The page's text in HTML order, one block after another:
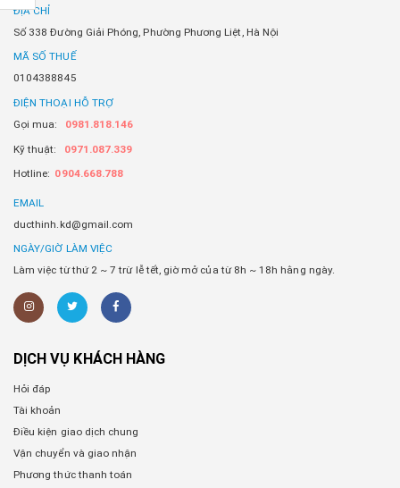
ĐỊA CHỈ
Số 338 Đường Giải Phóng, Phường Phương Liệt, Hà Nội
MÃ SỐ THUẾ
0104388845
ĐIỆN THOẠI HỖ TRỢ
Gọi mua:
0981.818.146
Kỹ thuật:
0971.087.339
Hotline: 0904.668.788
EMAIL
ducthinh.kd@gmail.com
NGÀY/GIỜ LÀM VIỆC
Làm việc từ thứ 2 ~ 7 trừ lễ tết, giờ mở của từ 8h ~ 18h hằng ngày.
DỊCH VỤ KHÁCH HÀNG
Hỏi đáp
Tài khoản
Điều kiện giao dịch chung
Vận chuyển và giao nhận
Phương thức thanh toán